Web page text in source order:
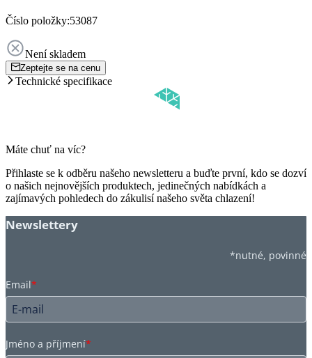
Číslo položky:53087
Není skladem
Zeptejte se na cenu
Technické specifikace
Máte chuť na víc?
Přihlaste se k odběru našeho newsletteru a buďte první, kdo se dozví
o našich nejnovějších produktech, jedinečných nabídkách a
zajímavých pohledech do zákulisí našeho světa chlazení!
Newslettery
*nutné, povinné
Email*
Jméno a příjmení*